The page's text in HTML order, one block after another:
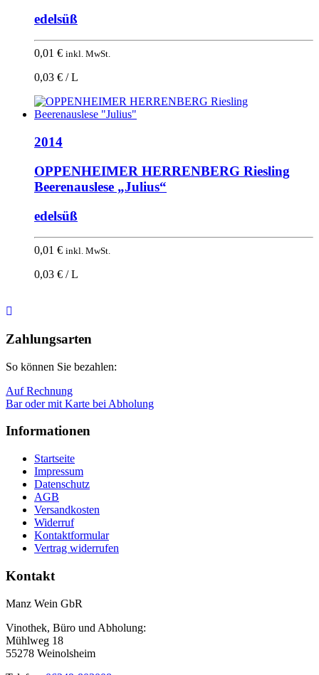
edelsüß
0,01 € inkl. MwSt.
0,03 € / L
2014
OPPENHEIMER HERRENBERG Riesling
Beerenauslese „Julius“
edelsüß
0,01 € inkl. MwSt.
0,03 € / L
Zahlungsarten
So können Sie bezahlen:
Auf Rechnung
Bar oder mit Karte bei Abholung
Informationen
Startseite
Impressum
Datenschutz
AGB
Versandkosten
Widerruf
Kontaktformular
Vertrag widerrufen
Kontakt
Manz Wein GbR
Vinothek, Büro und Abholung:
Mühlweg 18
55278 Weinolsheim